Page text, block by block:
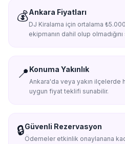
💰Ankara Fiyatları
DJ Kiralama için ortalama
ekipmanın dahil olup olmadığını
📍 Konuma Yakınlık
Ankara'da veya yakın ilçelerde
uygun fiyat teklifi sunabilir.
🔒Güvenli Rezervasyon
Ödemeler etkinlik onaylanana